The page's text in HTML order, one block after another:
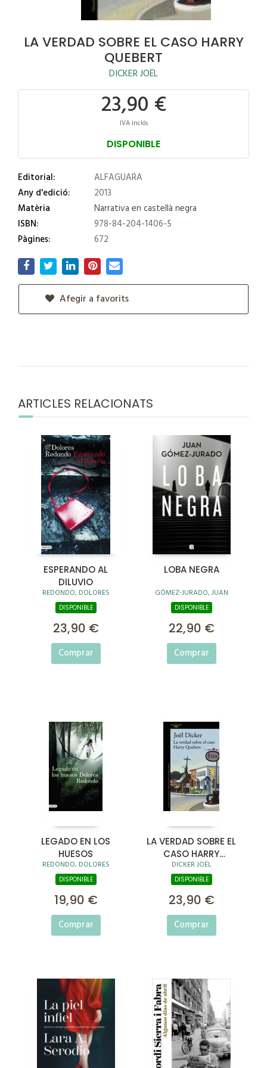
LA VERDAD SOBRE EL CASO HARRY
QUEBERT
DICKER JOËL
23,90 €
IVA inclós
DISPONIBLE
Editorial:
ALFAGUARA
Any d'edició:
2013
Matèria
Narrativa en castellà negra
ISBN:
978-84-204-1406-5
Pàgines:
672
Afegir a favorits
ARTICLES RELACIONATS
ESPERANDO AL
DILUVIO
REDONDO, DOLORES
DISPONIBLE
23,90 €
Comprar
LOBA NEGRA
GÓMEZ-JURADO, JUAN
DISPONIBLE
22,90 €
Comprar
LEGADO EN LOS
HUESOS
REDONDO, DOLORES
DISPONIBLE
19,90 €
Comprar
LA VERDAD SOBRE EL
CASO HARRY
QUEBERT
DICKER JOËL
DISPONIBLE
23,90 €
Comprar